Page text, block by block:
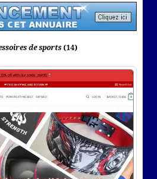
de sports(14)